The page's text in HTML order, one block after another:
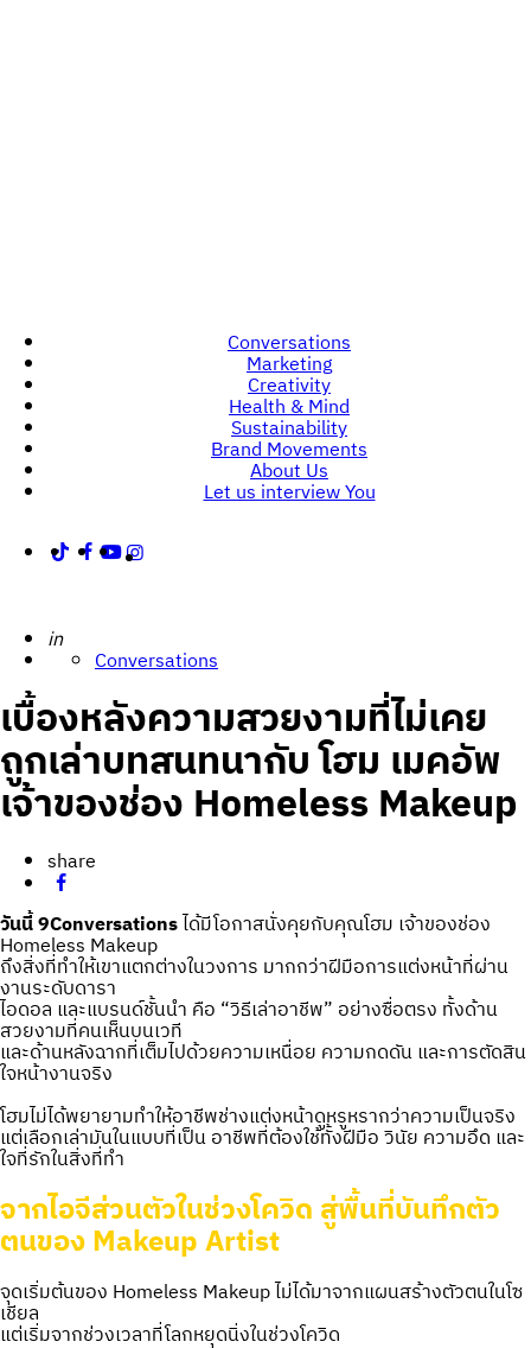
Conversations
Marketing
Creativity
Health & Mind
Sustainability
Brand Movements
About Us
Let us interview You
Posted
in
Conversations
เบื้องหลังความสวยงามที่ไม่เคย
ถูกเล่าบทสนทนากับ โฮม เมคอัพ
เจ้าของช่อง Homeless Makeup
share
วันนี้ 9Conversationsได้มีโอกาสนั่งคุยกับคุณโฮม เจ้าของช่อง
Homeless Makeup
ถึงสิ่งที่ทำให้เขาแตกต่างในวงการ มากกว่าฝีมือการแต่งหน้าที่ผ่าน
งานระดับดารา
ไอดอล และแบรนด์ชั้นนำ คือ “วิธีเล่าอาชีพ” อย่างซื่อตรง ทั้งด้าน
สวยงามที่คนเห็นบนเวที
และด้านหลังฉากที่เต็มไปด้วยความเหนื่อย ความกดดัน และการตัดสิน
ใจหน้างานจริง
โฮมไม่ได้พยายามทำให้อาชีพช่างแต่งหน้าดูหรูหรากว่าความเป็นจริง
แต่เลือกเล่ามันในแบบที่เป็น อาชีพที่ต้องใช้ทั้งฝีมือ วินัย ความอึด และ
ใจที่รักในสิ่งที่ทำ
จากไอจีส่วนตัวในช่วงโควิด สู่พื้นที่บันทึกตัว
ตนของ Makeup Artist
จุดเริ่มต้นของ Homeless Makeup ไม่ได้มาจากแผนสร้างตัวตนในโซ
เชียล
แต่เริ่มจากช่วงเวลาที่โลกหยุดนิ่งในช่วงโควิด